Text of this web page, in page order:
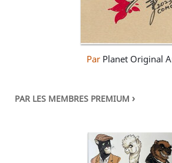
Par Planet Original
PAR LES MEMBRES PREMIUM ›